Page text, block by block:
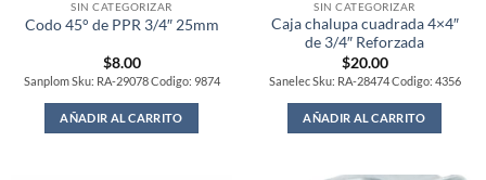
SIN CATEGORIZAR
Codo 45° de PPR 3/4″ 25mm
$8.00
Sanplom Sku: RA-29078 Codigo: 9874
AÑADIR AL CARRITO
SIN CATEGORIZAR
Caja chalupa cuadrada 4×4″
de 3/4″ Reforzada
$20.00
Sanelec Sku: RA-28474 Codigo: 4356
AÑADIR AL CARRITO